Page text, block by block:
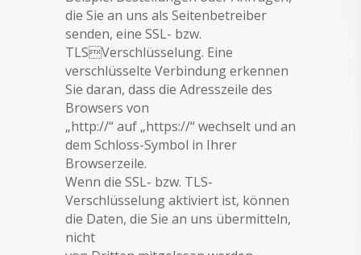
die Sie an uns als Seitenbetreiber
senden, eine SSL- bzw.
TLSVerschlüsselung. Eine
verschlüsselte Verbindung erkennen
Sie daran, dass die Adresszeile des
Browsers von
„http://“ auf „https://“ wechselt und an
dem Schloss-Symbol in Ihrer
Browserzeile.
Wenn die SSL- bzw. TLS-
Verschlüsselung aktiviert ist, können
die Daten, die Sie an uns übermitteln,
nicht